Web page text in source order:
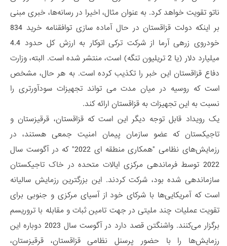
ناتو تقویت خواهد کرد. به عنوان مثال، اخیرا در رسانه‌ها، خبری مبنی
بر اینکه دولت قزاقستان در حال آماده سازی توافقنامه خرید 834
خودروی زرهی آرما از شرکت ترکی اتوکار به ارزش کل حدود 4.4
میلیارد دلار (یا 2 تریلیون تنگه) است، منتشر شده است. البته، وزارت
دفاع قزاقستان این خبر را تکذیب کرده است. به هر حال، مشخص
است که روسیه در میان مدت می تواند تجهیزات سودآورتری را
نسبت به این تجهیزات به قزاقستان ارائه کند.
یک رویداد قابل توجه دیگر این است که قزاقستان، قرقیزستان و
تاجیکستان که عضو سازمان پیمان امنیت جمعی هستند، در
رزمایش‌های نظامی "همکاری منطقه ای 2022" که در آگوست سال
2022 توسط فرماندهی مرکزی ایالات متحده در خاک تاجیکستان
سازماندهی شده بود، شرکت کردند. این بزرگترین رزمایش سالیانه
است که آمریکایی‌ها با شرکای خود از آسیای مرکزی و جنوبی برای
تقویت عملیات چند ملیتی در جهت تامین ثبات و مقابله با تروریسم
برگزار می‌کنند. واشنگتن قصد دارد در آگوست سال 2023 دوباره این
رزمایش‌ها را با حضور پرسنل نظامی قزاقستان، قرقیزستان،